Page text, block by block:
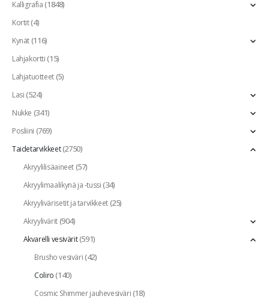
Kalligrafia(1848)
Kortit(4)
Kynät(116)
Lahjakortti(15)
Lahjatuotteet(5)
Lasi(524)
Nukke (341)
Posliini (769)
Taidetarvikkeet(2750)
Akryylilisäaineet(57)
Akryylimaalikynä ja -tussi(34)
Akryylivärisetit ja tarvikkeet(25)
Akryylivärit(904)
Akvarelli vesivärit(591)
Brusho vesiväri(42)
Coliro (140)
Cosmic Shimmer jauhevesiväri(18)